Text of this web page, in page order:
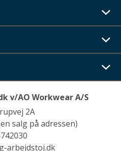
v/AO Workwear A/S
2A
salg på adressen)
arbejdstoj.dk